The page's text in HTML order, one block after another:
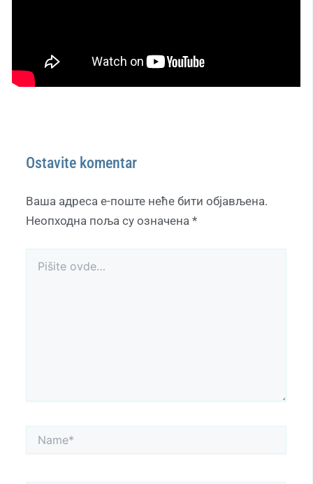
Ostavite komentar
Ваша адреса е-поште неће бити објављена.
Неопходна поља су означена *
Name*